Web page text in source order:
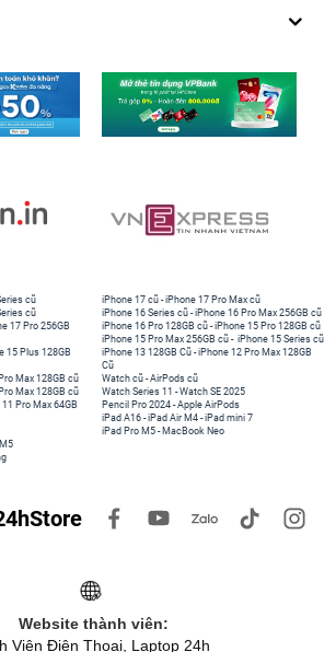
cũ
cũ
17 Pro 256GB
iPhone 17 cũ -iPhone 17 Pro Max cũ
iPhone 16 Series cũ - iPhone 16 Pro Max 256GB cũ
iPhone 16 Pro 128GB cũ -iPhone 15 Pro 128GB cũ
iPhone 15 Pro Max 256GB cũ - iPhone 15 Series cũ
15 Plus 128GB
Max 128GB cũ
Max 128GB cũ
Pro Max 64GB
iPhone 13 128GB Cũ -iPhone 12 Pro Max 128GB
Cũ
Watch cũ -AirPods cũ
Watch Series 11 -Watch SE 2025
Pencil Pro 2024 -Apple AirPods
iPad A16 -iPad Air M4 -iPad mini 7
iPad Pro M5 - MacBook Neo
Website thành viên:
Viện Điện Thoại, Laptop 24h